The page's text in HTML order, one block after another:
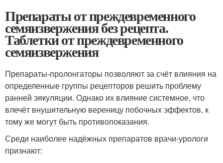
Препараты от преждевременного
семяизвержения без рецепта.
Таблетки от преждевременного
семяизвержения
Препараты-пролонгаторы позволяют за счёт влияния на
определенные группы рецепторов решить проблему
ранней эякуляции. Однако их влияние системное, что
влечёт внушительную вереницу побочных эффектов, к
тому же могут быть противопоказания.
Среди наиболее надёжных препаратов врачи-урологи
признают: